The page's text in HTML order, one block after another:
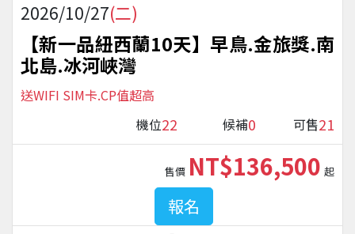
2026/10/27(二)
【新一品紐西蘭10天】早鳥.金旅獎.南
北島.冰河峽灣
送WIFI SIM卡.CP值超高
機位22 候補0 可售21
售價 NT$136,500 起
報名